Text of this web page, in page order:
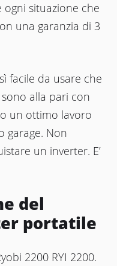
situazione che
una garanzia di 3
facile da usare che
alla pari con
un ottimo lavoro
garage. Non
un inverter. E’
del
portatile
2200 RYI 2200.